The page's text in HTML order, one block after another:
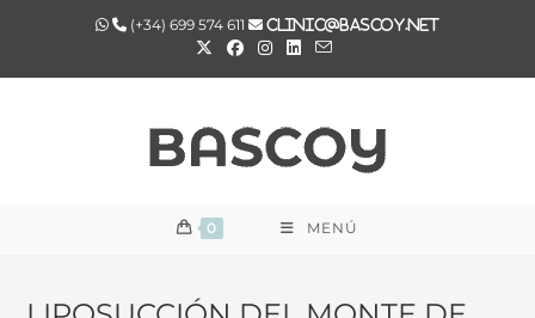
(+34) 699 574 611 clinic@bascoy.net
0 MENÚ